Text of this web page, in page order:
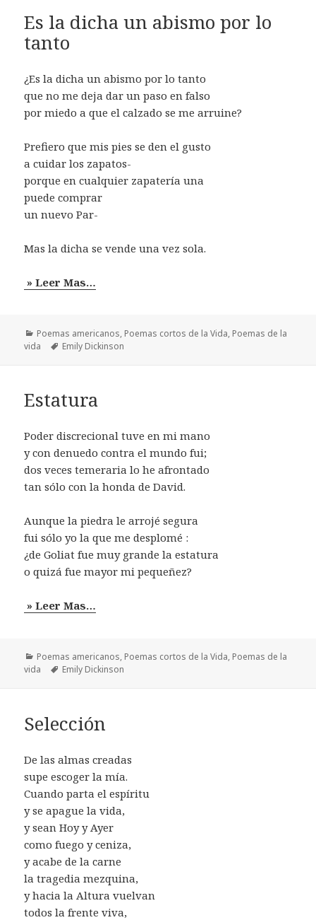
Es la dicha un abismo por lo
tanto
¿Es la dicha un abismo por lo tanto
que no me deja dar un paso en falso
por miedo a que el calzado se me arruine?
Prefiero que mis pies se den el gusto
a cuidar los zapatos-
porque en cualquier zapatería una
puede comprar
un nuevo Par-
Mas la dicha se vende una vez sola.
» Leer Mas…
Categorías
Poemas americanos, Poemas cortos de la Vida, Poemas de la
vida
Etiquetas
Emily Dickinson
Estatura
Poder discrecional tuve en mi mano
y con denuedo contra el mundo fui;
dos veces temeraria lo he afrontado
tan sólo con la honda de David.
Aunque la piedra le arrojé segura
fui sólo yo la que me desplomé :
¿de Goliat fue muy grande la estatura
o quizá fue mayor mi pequeñez?
» Leer Mas…
Categorías
Poemas americanos, Poemas cortos de la Vida, Poemas de la
vida
Etiquetas
Emily Dickinson
Selección
De las almas creadas
supe escoger la mía.
Cuando parta el espíritu
y se apague la vida,
y sean Hoy y Ayer
como fuego y ceniza,
y acabe de la carne
la tragedia mezquina,
y hacia la Altura vuelvan
todos la frente viva,